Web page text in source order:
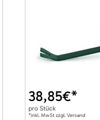
38,85€*
pro Stück
*inkl. MwSt zzgl. Versand